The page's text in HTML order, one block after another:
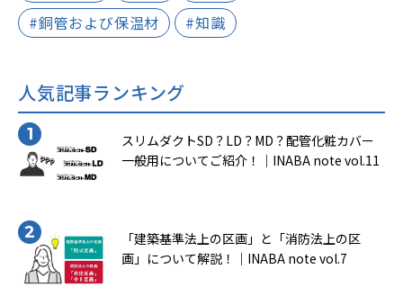
#銅管および保温材
#知識
人気記事ランキング
スリムダクトSD？LD？MD？配管化粧カバー
一般用についてご紹介！｜INABA note vol.11
「建築基準法上の区画」と「消防法上の区
画」について解説！｜INABA note vol.7